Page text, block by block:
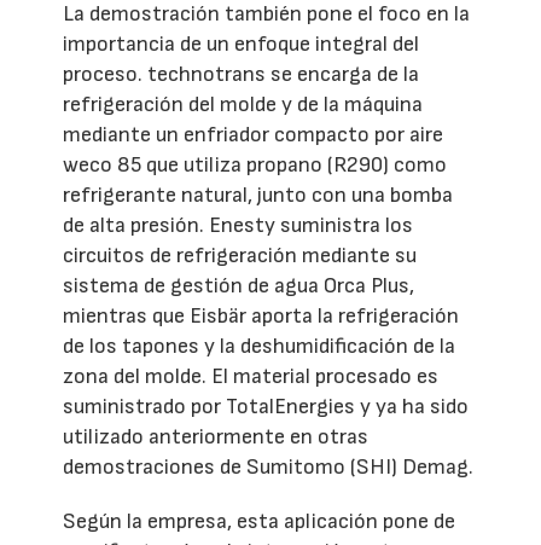
La demostración también pone el foco en la
importancia de un enfoque integral del
proceso. technotrans se encarga de la
refrigeración del molde y de la máquina
mediante un enfriador compacto por aire
weco 85 que utiliza propano (R290) como
refrigerante natural, junto con una bomba
de alta presión. Enesty suministra los
circuitos de refrigeración mediante su
sistema de gestión de agua Orca Plus,
mientras que Eisbär aporta la refrigeración
de los tapones y la deshumidificación de la
zona del molde. El material procesado es
suministrado por TotalEnergies y ya ha sido
utilizado anteriormente en otras
demostraciones de Sumitomo (SHI) Demag.
Según la empresa, esta aplicación pone de